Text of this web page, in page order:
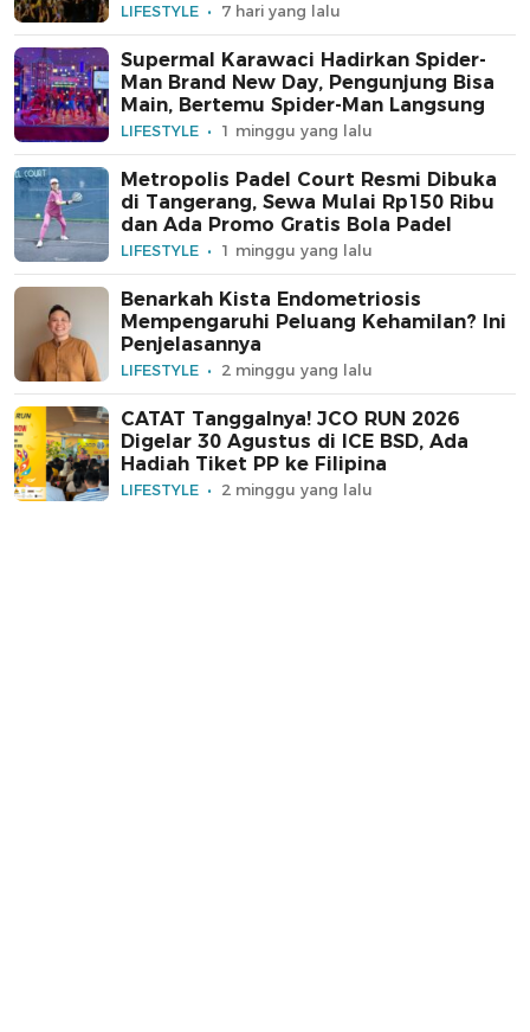
LIFESTYLE 7 hari yang lalu
Supermal Karawaci Hadirkan Spider-
Man Brand New Day, Pengunjung Bisa
Main, Bertemu Spider-Man Langsung
LIFESTYLE 1 minggu yang lalu
Metropolis Padel Court Resmi Dibuka
di Tangerang, Sewa Mulai Rp150 Ribu
dan Ada Promo Gratis Bola Padel
LIFESTYLE 1 minggu yang lalu
Benarkah Kista Endometriosis
Mempengaruhi Peluang Kehamilan? Ini
Penjelasannya
LIFESTYLE 2 minggu yang lalu
CATAT Tanggalnya! JCO RUN 2026
Digelar 30 Agustus di ICE BSD, Ada
Hadiah Tiket PP ke Filipina
LIFESTYLE 2 minggu yang lalu